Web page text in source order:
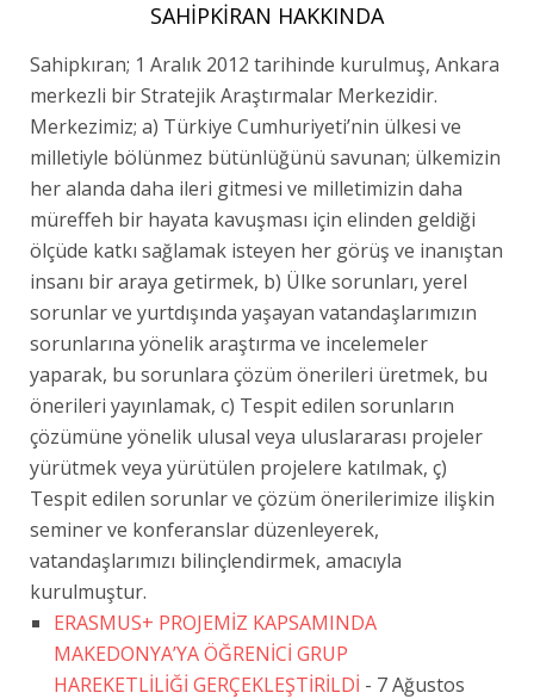
SAHIPKIRAN HAKKINDA
Sahipkıran; 1 Aralık 2012 tarihinde kurulmuş, Ankara
merkezli bir Stratejik Araştırmalar Merkezidir.
Merkezimiz; a) Türkiye Cumhuriyeti’nin ülkesi ve
milletiyle bölünmez bütünlüğünü savunan; ülkemizin
her alanda daha ileri gitmesi ve milletimizin daha
müreffeh bir hayata kavuşması için elinden geldiği
ölçüde katkı sağlamak isteyen her görüş ve inanıştan
insanı bir araya getirmek, b) Ülke sorunları, yerel
sorunlar ve yurtdışında yaşayan vatandaşlarımızın
sorunlarına yönelik araştırma ve incelemeler
yaparak, bu sorunlara çözüm önerileri üretmek, bu
önerileri yayınlamak, c) Tespit edilen sorunların
çözümüne yönelik ulusal veya uluslararası projeler
yürütmek veya yürütülen projelere katılmak, ç)
Tespit edilen sorunlar ve çözüm önerilerimize ilişkin
seminer ve konferanslar düzenleyerek,
vatandaşlarımızı bilinçlendirmek, amacıyla
kurulmuştur.
ERASMUS+ PROJEMİZ KAPSAMINDA
MAKEDONYA’YA ÖĞRENİCİ GRUP
HAREKETLİLİĞİ GERÇEKLEŞTİRİLDİ - 7 Ağustos